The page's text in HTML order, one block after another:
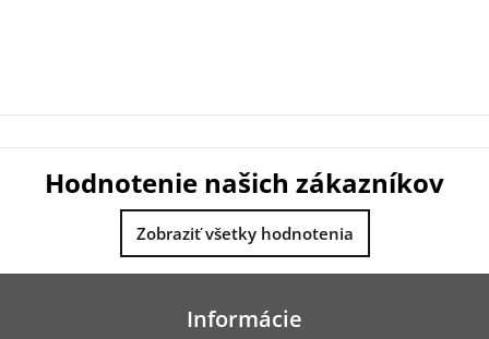
Hodnotenie našich zákazníkov
Zobraziť všetky hodnotenia
Informácie